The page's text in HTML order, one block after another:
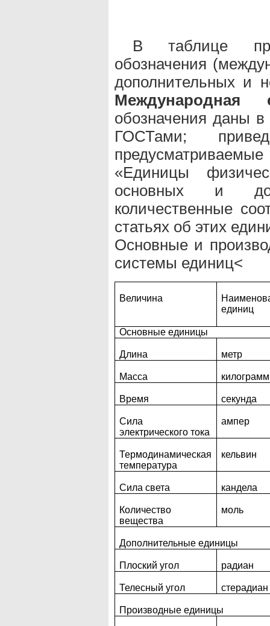
В таблице
обозначения
дополнительных и
Международная
обозначения даны
ГОСТами;
«Единицы
основных и
количественные
статьях об этих
Основные и
системы единиц<
Величина
единиц
Основные единицы
Длина метр
Масса килограмм
Время секунда
Сила
электрического тока
ампер
Термодинамическая
температура
кельвин
Сила света кандела
Количество
вещества
моль
Дополнительные единицы
Плоский угол радиан
Телесный угол стерадиан
Производные единицы